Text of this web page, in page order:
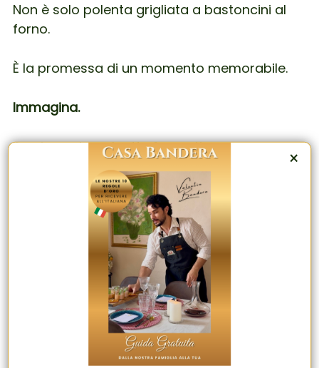
Non è solo polenta grigliata a bastoncini al
forno.
È la promessa di un momento memorabile.
Immagina.
Servi queste polpette fumanti.
Il sugo sprigiona un profumo che attira tutti
verso il tavolo.
I bastoncini di polenta dorati e croccanti
Gli ospiti si scambiano uno sguardo
E sai che questo pasto resterà impresso nella
×